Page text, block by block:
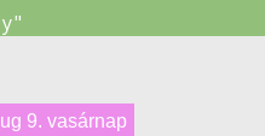
9. vasárnap